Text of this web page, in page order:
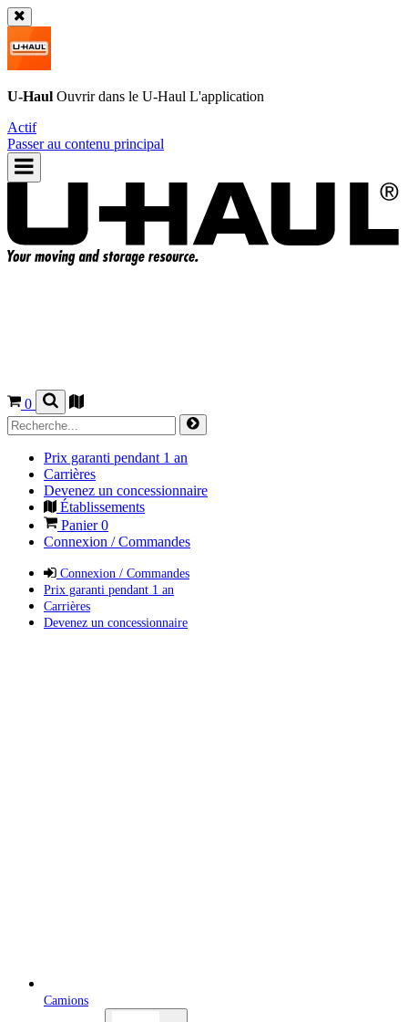
U-Haul Ouvrir dans le U-Haul L'application
Actif
Passer au contenu principal
0
Prix garanti pendant 1 an
Carrières
Devenez un concessionnaire
Établissements
Panier0
Connexion / Commandes
Connexion / Commandes
Prix garanti pendant 1 an
Carrières
Devenez un concessionnaire
Camions